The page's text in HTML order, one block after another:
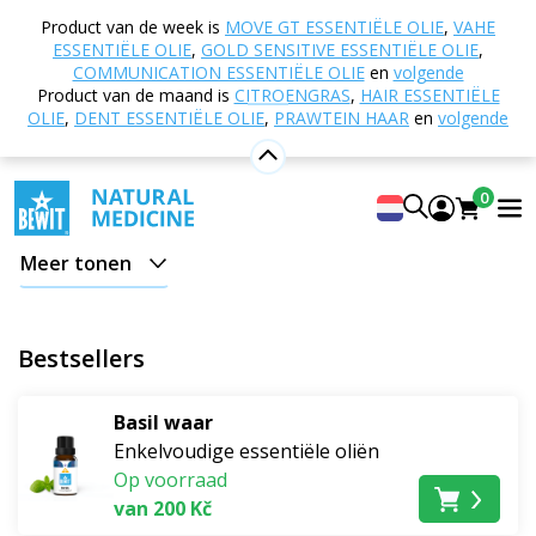
Product van de week is MOVE GT ESSENTIËLE OLIE, VAHE
ESSENTIËLE OLIE, GOLD SENSITIVE ESSENTIËLE OLIE,
COMMUNICATION ESSENTIËLE OLIEen volgende
Product van de maand is CITROENGRAS, HAIR ESSENTIËLE
OLIE, DENT ESSENTIËLE OLIE, PRAWTEIN HAAR en volgende
0
E-shop Bereid je voor op de zomer
het gemak
Voor het gemak
Soms is het genoeg om te vertragen, adem te halen,
jezelf een zachte huid-, lichaams- en geestverzorging te
gunnen en een klein ritueel te creëren dat je
terugbrengt naar jezelf. In de subcategorie "Voor het
gemak" vind je natuurlijke hulpmiddelen voor
Voor een avondritueel na een drukke dag is de
lichaamsboter met lavendel en kamille Lavender Dream
ideaal. De rijke, fluweelzachte verzorging voedt en
Meer tonen
Bestsellers
Basil waar
Enkelvoudige essentiële oliën
Op voorraad
van 200 Kč